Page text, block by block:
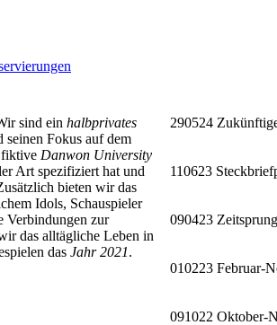
sind ein halbprivates
seinen Fokus auf dem
fiktive Danwon University
Art spezifiziert hat und
bieten wir das
Idols, Schauspieler
Verbindungen zur
das alltägliche Leben in
das Jahr 2021.
290524
110623
090423
010223 Februar-
091022 Oktober-